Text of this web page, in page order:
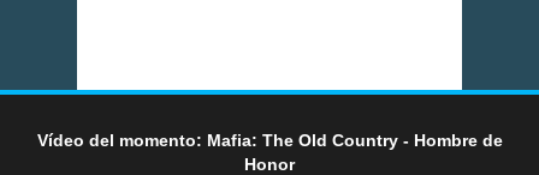
Vídeo del momento: Mafia: The Old Country - Hombre de
Honor